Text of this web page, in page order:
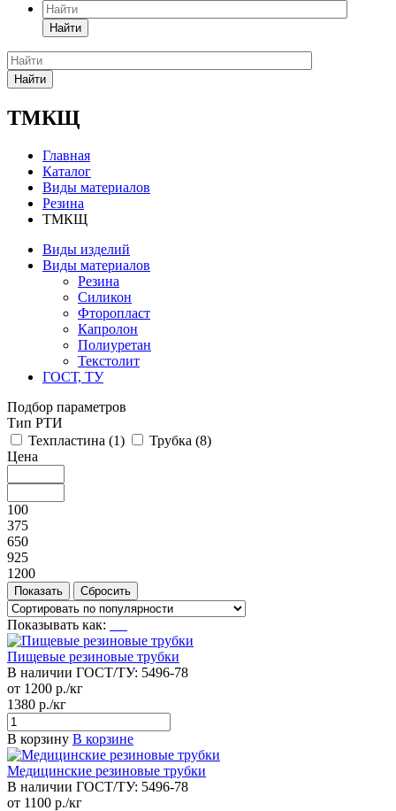
Найти
Найти
ТМКЩ
Главная
Каталог
Виды материалов
Резина
ТМКЩ
Виды изделий
Виды материалов
Резина
Силикон
Фторопласт
Капролон
Полиуретан
Текстолит
ГОСТ, ТУ
Подбор параметров
Тип РТИ
Техпластина (1) Трубка (8)
Цена
100
375
650
925
1200
Показывать как:
Пищевые резиновые трубки
В наличии ГОСТ/ТУ: 5496-78
от 1200 р./кг
1380 р./кг
В корзину В корзине
Медицинские резиновые трубки
В наличии ГОСТ/ТУ: 5496-78
от 1100 р./кг